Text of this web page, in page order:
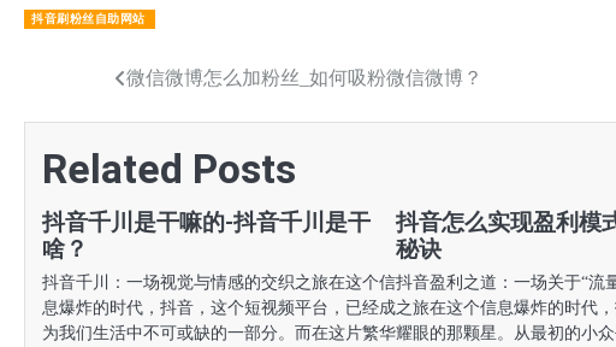
抖音刷粉丝自助网站
章
导
航
微信微博怎么加粉丝_如何吸粉微信微博？
Related Posts
抖音千川是干嘛的-抖音千川是干
啥？
抖音千川：一场视觉与情感的交织之旅在这个信
息爆炸的时代，抖音，这个短视频平台，已经成
为我们生活中不可或缺的一部分。而在这片繁华
抖音怎么实现盈利模
秘诀
抖音盈利之道：一场关于“流
之旅在这个信息爆炸的时代
耀眼的那颗星。从最初的小